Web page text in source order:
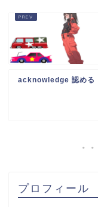
acknowledge 認める
プロフィール